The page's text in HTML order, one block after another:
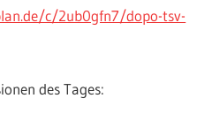
c/2ub0gfn7/dopo-tsv-
des Tages: